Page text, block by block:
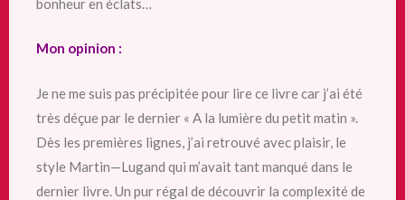
bonheur en éclats…
Mon opinion :
Je ne me suis pas précipitée pour lire ce livre car j’ai été
très déçue par le dernier « A la lumière du petit matin ».
Dès les premières lignes, j’ai retrouvé avec plaisir, le
style Martin—Lugand qui m’avait tant manqué dans le
dernier livre. Un pur régal de découvrir la complexité de